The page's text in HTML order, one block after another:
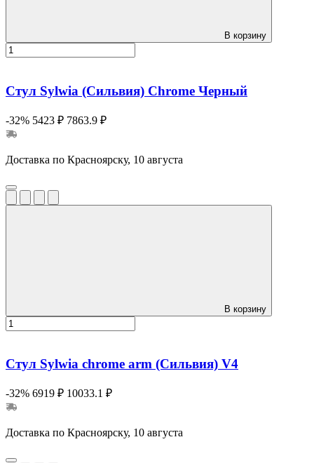
В корзину
Стул Sylwia (Сильвия) Сhrome Черный
-32% 5423 ₽ 7863.9 ₽
Доставка по Красноярску, 10 августа
В корзину
Стул Sylwia chrome arm (Сильвия) V4
-32% 6919 ₽ 10033.1 ₽
Доставка по Красноярску, 10 августа